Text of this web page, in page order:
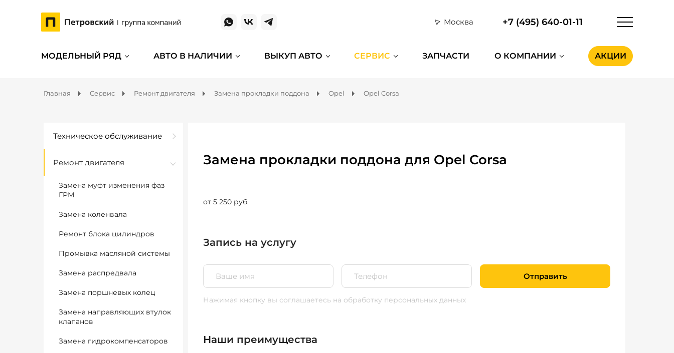
Москва +7 (495) 640-01-11
МОДЕЛЬНЫЙ РЯД АВТО В НАЛИЧИИ ВЫКУП АВТО СЕРВИС ЗАПЧАСТИ О КОМПАНИИ АКЦИИ
Главная Сервис Ремонт двигателя Замена прокладки поддона Opel Opel Corsa
Техническое обслуживание
Ремонт двигателя
Замена муфт изменения фаз
ГРМ
Замена коленвала
Ремонт блока цилиндров
Промывка масляной системы
Замена распредвала
Замена поршневых колец
Замена направляющих втулок
клапанов
Замена гидрокомпенсаторов
Замена прокладки поддона для Opel Corsa
от 5 250 руб.
Запись на услугу
Отправить
Нажимая кнопку вы соглашаетесь на обработку персональных данных
Наши преимущества